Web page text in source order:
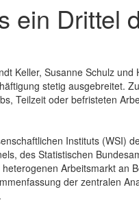
ein Drittel
Keller, Susanne Schulz
stetig ausgebreitet.
Teilzeit oder befristeten
Instituts (WSI)
des Statistischen
Arbeitsmarkt an
der zentralen
.